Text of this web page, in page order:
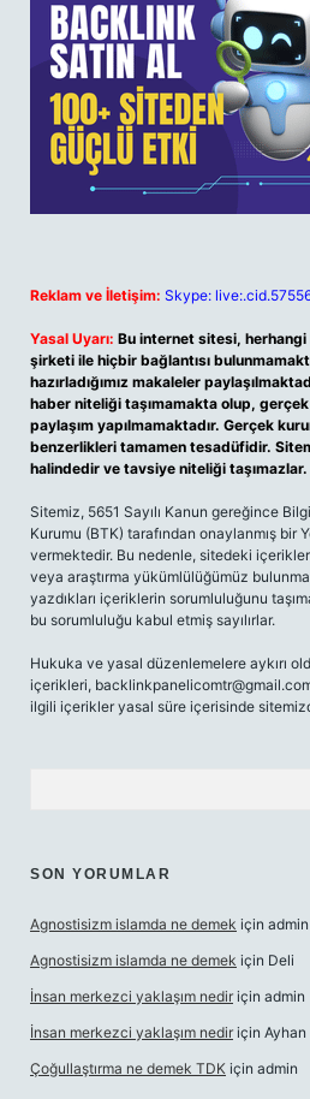
Reklam ve İletişim: Skype:
Yasal Uyarı: Bu internet sitesi,
şirketi ile hiçbir bağlantısı
hazırladığımız makaleler
haber niteliği taşımamakta olup,
paylaşım yapılmamaktadır. Gerçek
benzerlikleri tamamen tesadüfidir.
halindedir ve tavsiye niteliği taşımazlar.
Sitemiz, 5651 Sayılı Kanun gereğince
Kurumu (BTK) tarafından onaylanmış bir
vermektedir. Bu nedenle, sitedeki
veya araştırma yükümlülüğümüz
yazdıkları içeriklerin sorumluluğunu
bu sorumluluğu kabul etmiş sayılırlar.
Hukuka ve yasal düzenlemelere aykırı
içerikleri,
ilgili içerikler yasal süre içerisinde
SON YORUMLAR
Agnostisizm islamda ne demek için admin
Agnostisizm islamda ne demek için Deli
İnsan merkezci yaklaşım nedir için admin
İnsan merkezci yaklaşım nedir için Ayhan
Çoğullaştırma ne demek TDK için admin